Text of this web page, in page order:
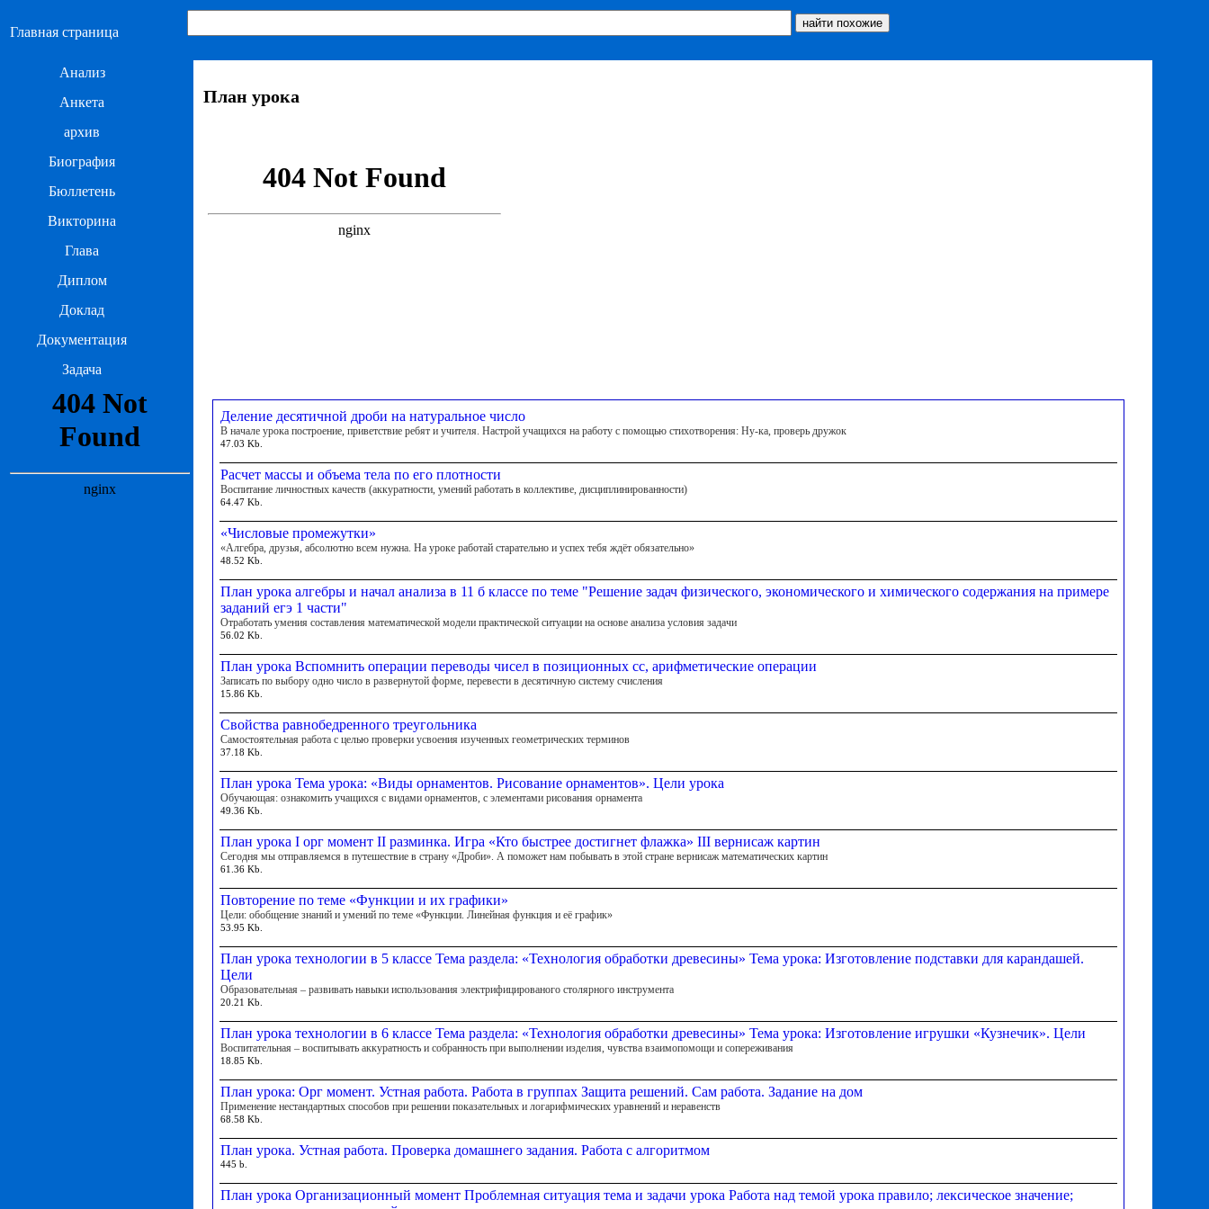
Главная страница
Анализ
Анкета
архив
Биография
Бюллетень
Викторина
Глава
Диплом
Доклад
Документация
Задача
План урока
Деление десятичной дроби на натуральное число
В начале урока построение, приветствие ребят и учителя. Настрой учащихся на работу с помощью стихотворения: Ну-ка, проверь дружок
47.03 Kb.
Расчет массы и объема тела по его плотности
Воспитание личностных качеств (аккуратности, умений работать в коллективе, дисциплинированности)
64.47 Kb.
«Числовые промежутки»
«Алгебра, друзья, абсолютно всем нужна. На уроке работай старательно и успех тебя ждёт обязательно»
48.52 Kb.
План урока алгебры и начал анализа в 11 б классе по теме "Решение задач физического, экономического и химического содержания на примере
заданий егэ 1 части"
Отработать умения составления математической модели практической ситуации на основе анализа условия задачи
56.02 Kb.
План урока Вспомнить операции переводы чисел в позиционных сс, арифметические операции
Записать по выбору одно число в развернутой форме, перевести в десятичную систему счисления
15.86 Kb.
Свойства равнобедренного треугольника
Самостоятельная работа с целью проверки усвоения изученных геометрических терминов
37.18 Kb.
План урока Тема урока: «Виды орнаментов. Рисование орнаментов». Цели урока
Обучающая: ознакомить учащихся с видами орнаментов, с элементами рисования орнамента
49.36 Kb.
План урока I орг момент II разминка. Игра «Кто быстрее достигнет флажка» III вернисаж картин
Сегодня мы отправляемся в путешествие в страну «Дроби». А поможет нам побывать в этой стране вернисаж математических картин
61.36 Kb.
Повторение по теме «Функции и их графики»
Цели: обобщение знаний и умений по теме «Функции. Линейная функция и её график»
53.95 Kb.
План урока технологии в 5 классе Тема раздела: «Технология обработки древесины» Тема урока: Изготовление подставки для карандашей.
Цели
Образовательная – развивать навыки использования электрифицированого столярного инструмента
20.21 Kb.
План урока технологии в 6 классе Тема раздела: «Технология обработки древесины» Тема урока: Изготовление игрушки «Кузнечик». Цели
Воспитательная – воспитывать аккуратность и собранность при выполнении изделия, чувства взаимопомощи и сопереживания
18.85 Kb.
План урока: Орг момент. Устная работа. Работа в группах Защита решений. Сам работа. Задание на дом
Применение нестандартных способов при решении показательных и логарифмических уравнений и неравенств
68.58 Kb.
План урока. Устная работа. Проверка домашнего задания. Работа с алгоритмом
445 b.
План урока Организационный момент Проблемная ситуация тема и задачи урока Работа над темой урока правило; лексическое значение;